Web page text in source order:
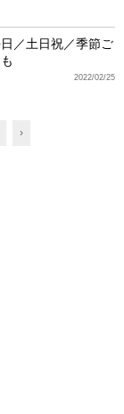
／土日祝／季節ご
2022/02/25
›